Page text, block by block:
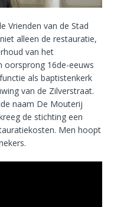
Vrienden van de Stad
alleen de restauratie,
van het
oorsprong 16de-eeuws
als baptistenkerk
van de Zilverstraat.
naam De Mouterij
de stichting een
Men hoopt